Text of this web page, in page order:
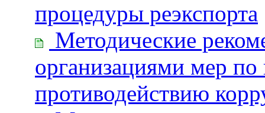
процедуры реэкспорта
Методические
организациями мер
противодействию